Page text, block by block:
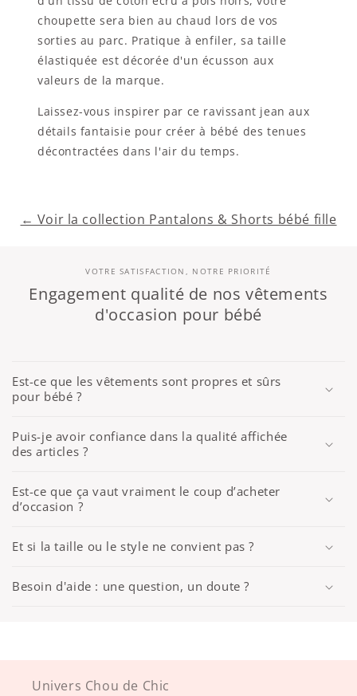
choupette sera bien au chaud lors de vos
sorties au parc. Pratique à enfiler, sa taille
élastiquée est décorée d'un écusson aux
valeurs de la marque.
Laissez-vous inspirer par ce ravissant jean aux
détails fantaisie pour créer à bébé des tenues
décontractées dans l'air du temps.
← Voir la collection Pantalons & Shorts bébé fille
VOTRE SATISFACTION, NOTRE PRIORITÉ
Engagement qualité de nos vêtements
d'occasion pour bébé
Est-ce que les vêtements sont propres et sûrs
pour bébé ?
Puis-je avoir confiance dans la qualité affichée
des articles ?
Est-ce que ça vaut vraiment le coup d’acheter
d’occasion ?
Et si la taille ou le style ne convient pas ?
Besoin d'aide : une question, un doute ?
Univers Chou de Chic